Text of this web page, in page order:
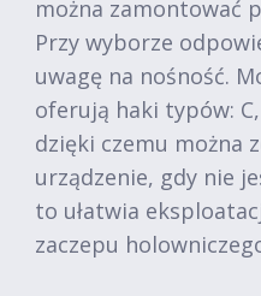
można zamontować
Przy wyborze
uwagę na nośność.
oferują haki typów: C,
dzięki czemu można
urządzenie, gdy nie
to ułatwia
zaczepu